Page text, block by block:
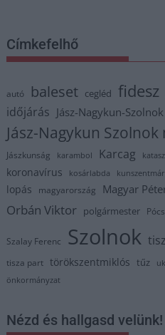
Címkefelhő
autó baleset cegléd fidesz
időjárás Jász-Nagykun-
Jász-Nagykun Szolnok
Jászkunság karambol Karcag
koronavírus kosárlabda
lopás magyarország Magyar
Orbán Viktor polgármester
Szalay Ferenc Szolnok
tisza part törökszentmiklós tűz
önkormányzat
Nézd és hallgasd velünk!